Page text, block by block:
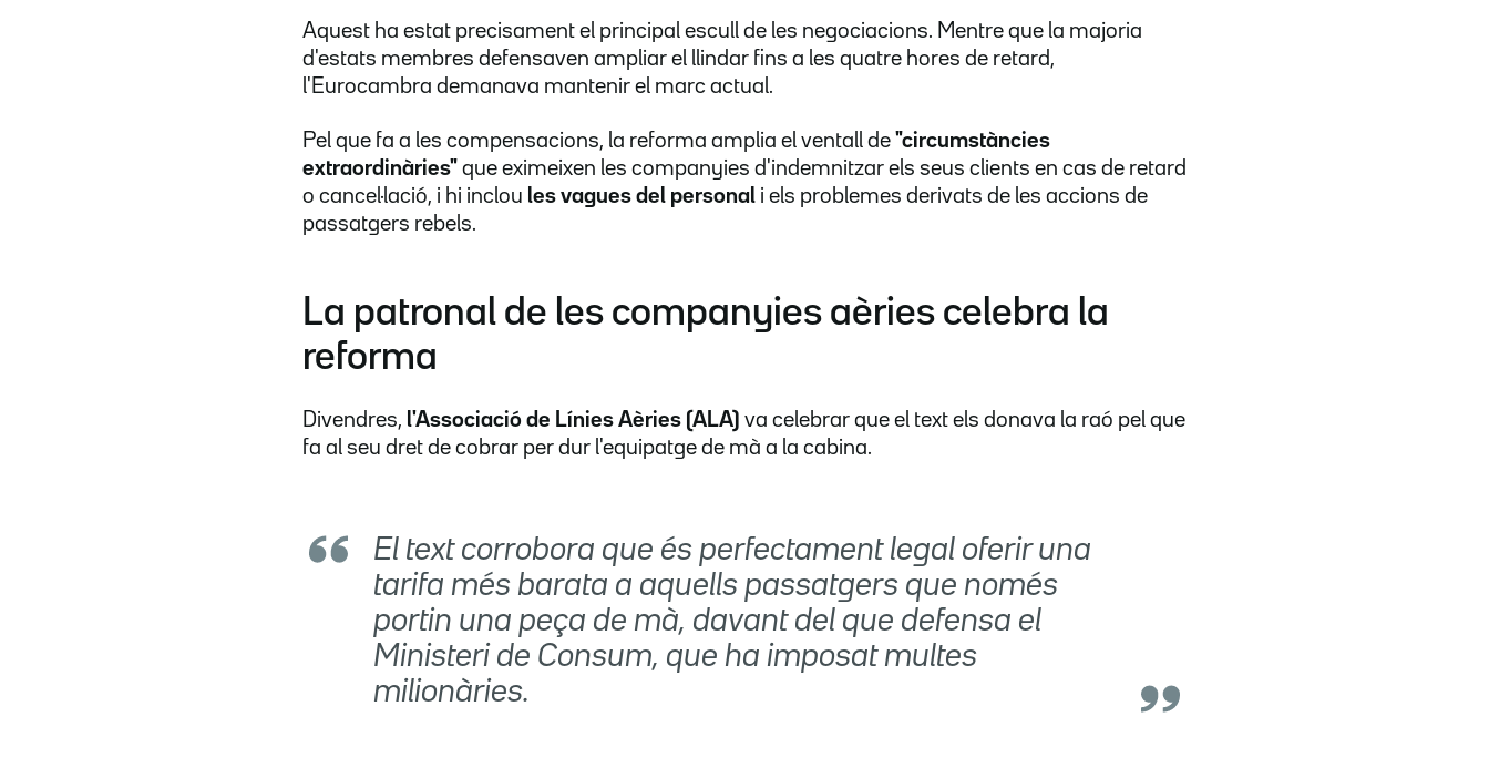
Aquest ha estat precisament el principal escull de les negociacions. Mentre que la majoria
d'estats membres defensaven ampliar el llindar fins a les quatre hores de retard,
l'Eurocambra demanava mantenir el marc actual.
Pel que fa a les compensacions, la reforma amplia el ventall de "circumstàncies
extraordinàries" que eximeixen les companyies d'indemnitzar els seus clients en cas de retard
o cancel·lació, i hi inclou les vagues del personal i els problemes derivats de les accions de
passatgers rebels.
La patronal de les companyies aèries celebra la
reforma
Divendres, l'Associació de Línies Aèries (ALA) va celebrar que el text els donava la raó pel que
fa al seu dret de cobrar per dur l'equipatge de mà a la cabina.
El text corrobora que és perfectament legal oferir una
tarifa més barata a aquells passatgers que només
portin una peça de mà, davant del que defensa el
Ministeri de Consum, que ha imposat multes
milionàries.